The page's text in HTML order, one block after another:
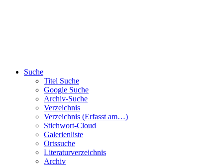
Suche
Titel Suche
Google Suche
Archiv-Suche
Verzeichnis
Verzeichnis (Erfasst am…)
Stichwort-Cloud
Galerienliste
Ortssuche
Literaturverzeichnis
Archiv